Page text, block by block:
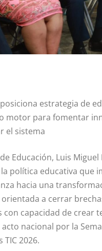
estrategia de
motor para fomentar
el sistema
Educación, Luis Miguel
política educativa que
hacia una
a cerrar
con capacidad de crear
nacional por la
TIC 2026.